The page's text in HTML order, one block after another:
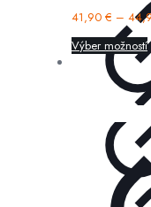
41,90 € –
Výber možností